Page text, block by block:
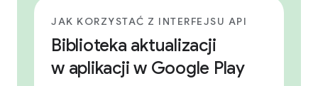
JAK KORZYSTAĆ Z INTERFEJSU API
Biblioteka aktualizacji
w aplikacji w Google Play